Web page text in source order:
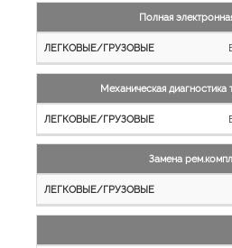
Полная
Механическая
Замена